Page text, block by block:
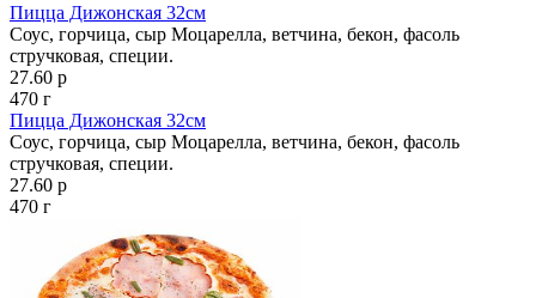
Пицца Дижонская 32см
Соус, горчица, сыр Моцарелла, ветчина, бекон, фасоль
стручковая, специи.
27.60 р
470 г
Пицца Дижонская 32см
Соус, горчица, сыр Моцарелла, ветчина, бекон, фасоль
стручковая, специи.
27.60 р
470 г